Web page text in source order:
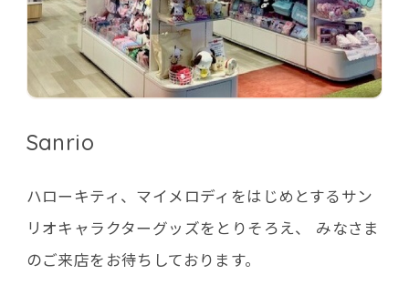
Sanrio
ハローキティ、マイメロディをはじめとするサン
リオキャラクターグッズをとりそろえ、 みなさま
のご来店をお待ちしております。